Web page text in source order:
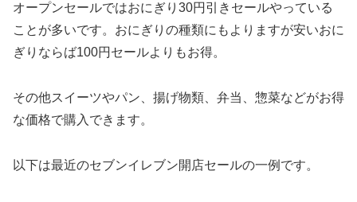
オープンセールではおにぎり30円引きセールやっている
ことが多いです。おにぎりの種類にもよりますが安いおに
ぎりならば100円セールよりもお得。
その他スイーツやパン、揚げ物類、弁当、惣菜などがお得
な価格で購入できます。
以下は最近のセブンイレブン開店セールの一例です。